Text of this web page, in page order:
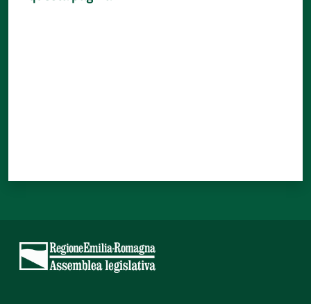
cittadini